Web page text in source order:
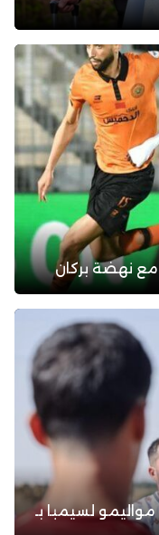
نهضة بركان
لسيمبا بـ